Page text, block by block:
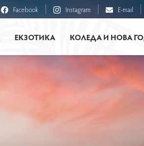
Facebook Instagram E-mail
ЕКЗОТИКА КОЛЕДА И НОВА